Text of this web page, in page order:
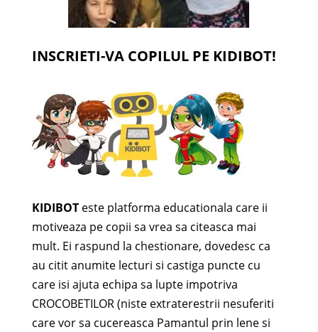
INSCRIETI-VA COPILUL PE KIDIBOT!
KIDIBOTeste platforma educationala care ii
motiveaza pe copii sa vrea sa citeasca mai
mult. Ei raspund la chestionare, dovedesc ca
au citit anumite lecturi si castiga puncte cu
care isi ajuta echipa sa lupte impotriva
CROCOBETILOR (niste extraterestrii nesuferiti
care vor sa cucereasca Pamantul prin lene si